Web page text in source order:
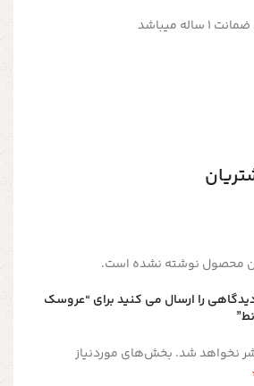
میباشد
محصول نوشته نشده است.
را ارسال می کنید برای “عروسک
نخواهد شد. بخش‌های موردنیاز